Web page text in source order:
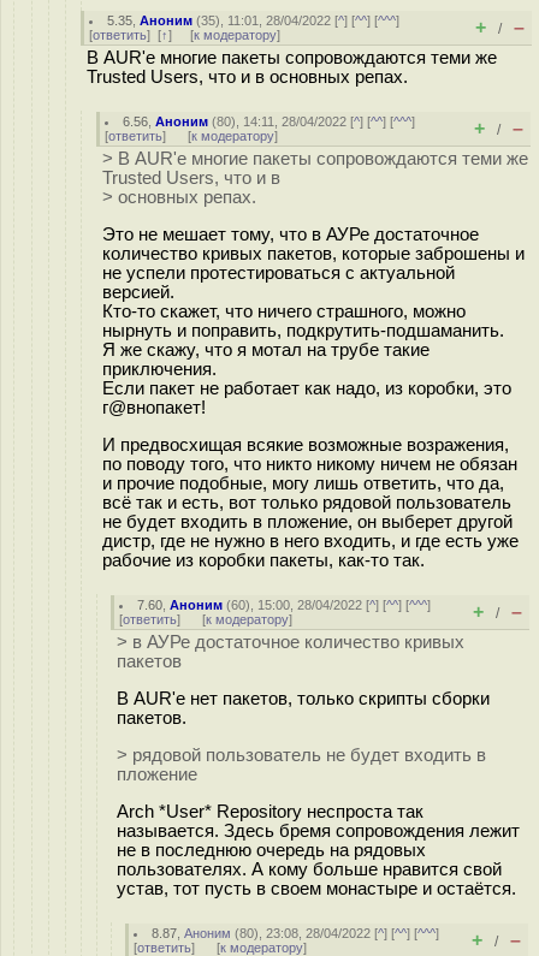
5.35 ,Аноним (35), 11:01, 28/04/2022 [^] [^^] [^^^]
[ответить] [↑] [к модератору] + / –
В AUR'е многие пакеты сопровождаются теми же
Trusted Users, что и в основных репах.
6.56 ,Аноним (80), 14:11, 28/04/2022 [^] [^^] [^^^]
[ответить] [к модератору] + / –
> В AUR'е многие пакеты сопровождаются теми же
Trusted Users, что и в
> основных репах.
Это не мешает тому, что в АУРе достаточное
количество кривых пакетов, которые заброшены и
не успели протестироваться с актуальной
версией.
Кто-то скажет, что ничего страшного, можно
нырнуть и поправить, подкрутить-подшаманить.
Я же скажу, что я мотал на трубе такие
приключения.
Если пакет не работает как надо, из коробки, это
г@внопакет!
И предвосхищая всякие возможные возражения,
по поводу того, что никто никому ничем не обязан
и прочие подобные, могу лишь ответить, что да,
всё так и есть, вот только рядовой пользователь
не будет входить в пложение, он выберет другой
дистр, где не нужно в него входить, и где есть уже
рабочие из коробки пакеты, как-то так.
7.60 ,Аноним (60), 15:00, 28/04/2022 [^] [^^] [^^^]
[ответить] [к модератору] + / –
> в АУРе достаточное количество кривых
пакетов
В AUR'е нет пакетов, только скрипты сборки
пакетов.
> рядовой пользователь не будет входить в
пложение
Arch *User* Repository неспроста так
называется. Здесь бремя сопровождения лежит
не в последнюю очередь на рядовых
пользователях. А кому больше нравится свой
устав, тот пусть в своем монастыре и остаётся.
8.87 ,Аноним (80), 23:08, 28/04/2022 [^] [^^] [^^^]
[ответить] [к модератору] + / –